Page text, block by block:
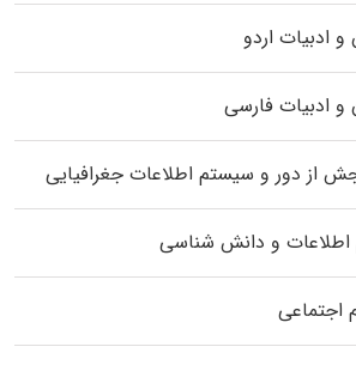
ادبیات اردو
و ادبیات فارسی
از دور و سیستم اطلاعات جغرافیایی
اطلاعات و دانش شناسی
اجتماعی